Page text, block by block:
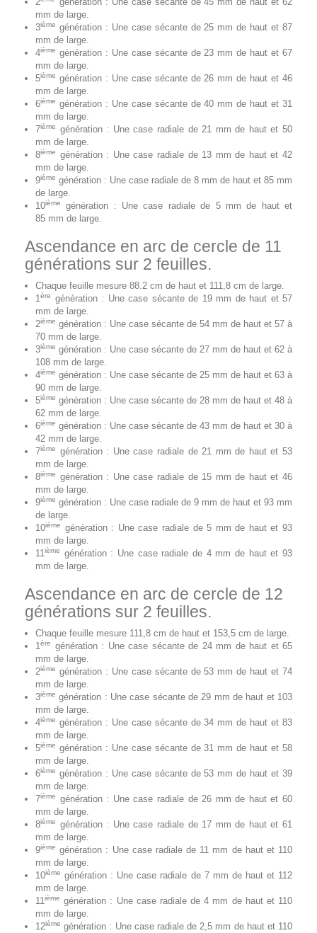
mm de large.
3ième génération : Une case sécante de 25 mm de haut et 87
mm de large.
4ième génération : Une case sécante de 23 mm de haut et 67
mm de large.
5ième génération : Une case sécante de 26 mm de haut et 46
mm de large.
6ième génération : Une case sécante de 40 mm de haut et 31
mm de large.
7ième
génération : Une case radiale de 21 mm de haut et 50
mm de large.
8ième
génération : Une case radiale de 13 mm de haut et 42
mm de large.
9ième génération : Une case radiale de 8 mm de haut et 85 mm
de large.
10ième
génération : Une case radiale de 5 mm de haut et
85 mm de large.
Ascendance en arc de cercle de 11
générations sur 2 feuilles.
Chaque feuille mesure 88.2 cm de haut et 111,8 cm de large.
1ère
génération : Une case sécante de 19 mm de haut et 57
mm de large.
2ième génération : Une case sécante de 54 mm de haut et 57 à
70 mm de large.
3ième génération : Une case sécante de 27 mm de haut et 62 à
108 mm de large.
4ième génération : Une case sécante de 25 mm de haut et 63 à
90 mm de large.
5ième génération : Une case sécante de 28 mm de haut et 48 à
62 mm de large.
6ième génération : Une case sécante de 43 mm de haut et 30 à
42 mm de large.
7ième
génération : Une case radiale de 21 mm de haut et 53
mm de large.
8ième
génération : Une case radiale de 15 mm de haut et 46
mm de large.
9ième génération : Une case radiale de 9 mm de haut et 93 mm
de large.
10ième
génération : Une case radiale de 5 mm de haut et 93
mm de large.
11ième
génération : Une case radiale de 4 mm de haut et 93
mm de large.
Ascendance en arc de cercle de 12
générations sur 2 feuilles.
Chaque feuille mesure 111,8 cm de haut et 153,5 cm de large.
1ère
génération : Une case sécante de 24 mm de haut et 65
mm de large.
2ième génération : Une case sécante de 53 mm de haut et 74
mm de large.
3ième génération : Une case sécante de 29 mm de haut et 103
mm de large.
4ième génération : Une case sécante de 34 mm de haut et 83
mm de large.
5ième génération : Une case sécante de 31 mm de haut et 58
mm de large.
6ième génération : Une case sécante de 53 mm de haut et 39
mm de large.
7ième
génération : Une case radiale de 26 mm de haut et 60
mm de large.
8ième
génération : Une case radiale de 17 mm de haut et 61
mm de large.
9ième génération : Une case radiale de 11 mm de haut et 110
mm de large.
10ième génération : Une case radiale de 7 mm de haut et 112
mm de large.
11ième génération : Une case radiale de 4 mm de haut et 110
mm de large.
12ième génération : Une case radiale de 2,5 mm de haut et 110